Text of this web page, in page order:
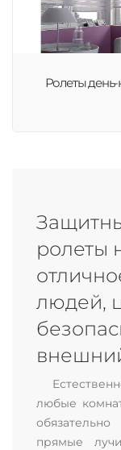
Ролеты день-
ролеты
людей,
любые
прямые